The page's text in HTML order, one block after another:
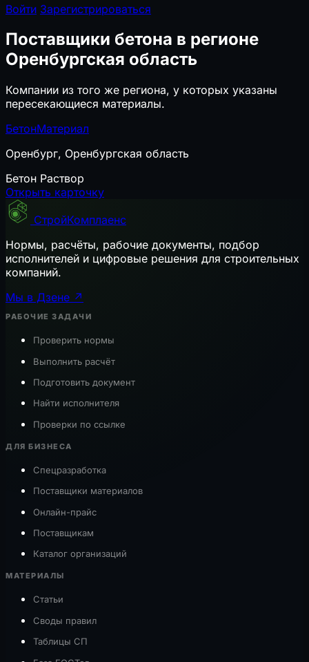
Войти Зарегистрироваться
Поставщики бетона в регионе
Оренбургская область
Компании из того же региона, у которых указаны
пересекающиеся материалы.
БетонМатериал
Оренбург, Оренбургская область
Бетон Раствор
Открыть карточку
СтройКомплаенс
Нормы, расчёты, рабочие документы, подбор
исполнителей и цифровые решения для строительных
компаний.
Мы в Дзене ↗
РАБОЧИЕ ЗАДАЧИ
Проверить нормы
Выполнить расчёт
Подготовить документ
Найти исполнителя
Проверки по ссылке
ДЛЯ БИЗНЕСА
Спецразработка
Поставщики материалов
Онлайн-прайс
Поставщикам
Каталог организаций
МАТЕРИАЛЫ
Статьи
Своды правил
Таблицы СП